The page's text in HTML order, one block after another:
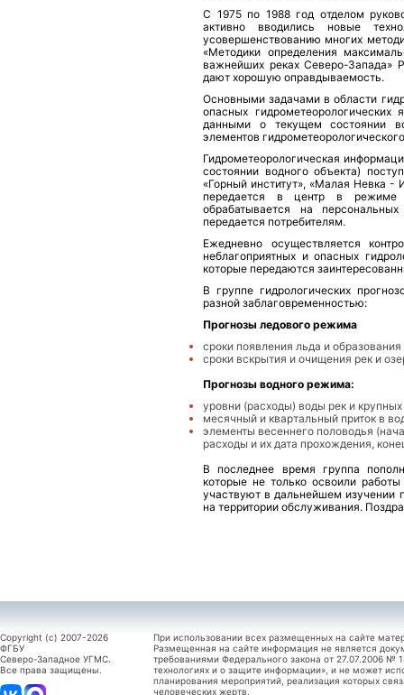
С 1975 по 1988 год отделом
активно вводились новые
усовершенствованию многих
«Методики определения
важнейших реках Северо-Запада»
дают хорошую оправдываемость.
Основными задачами в области
опасных гидрометеорологических
данными о текущем состоянии
элементов
Гидрометеорологическая
состоянии водного объекта)
«Горный институт», «Малая Невка -
передается в центр в режиме
обрабатывается на
передается потребителям.
Ежедневно осуществляется
неблагоприятных и опасных
которые передаются
В группе гидрологических
разной заблаговременностью:
Прогнозы ледового режима
cроки появления льда и
cроки вскрытия и очищения рек и
Прогнозы водного режима:
уровни (расходы) воды рек и крупных
месячный и квартальный приток в
элементы весеннего половодья
расходы и их дата прохождения,
В последнее время группа
которые не только освоили
участвуют в дальнейшем изучении
на территории обслуживания.
Copyright (c) 2007-2026
ФГБУ
Северо-Западное УГМС.
Все права защищены.
При использовании всех размещенных на сайте
Размещенная на сайте информация не является
требованиями Федерального закона от 27.07.2006
технологиях и о защите информации», и не может
планирования мероприятий, реализация которых
человеческих жертв.